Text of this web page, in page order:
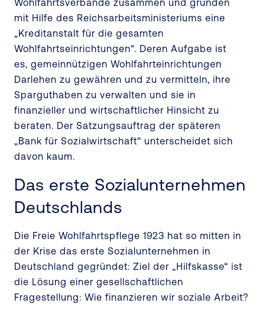
Wohlfahrtsverbände zusammen und gründen
mit Hilfe des Reichsarbeitsministeriums eine
„Kreditanstalt für die gesamten
Wohlfahrtseinrichtungen“. Deren Aufgabe ist
es, gemeinnützigen Wohlfahrteinrichtungen
Darlehen zu gewähren und zu vermitteln, ihre
Sparguthaben zu verwalten und sie in
finanzieller und wirtschaftlicher Hinsicht zu
beraten. Der Satzungsauftrag der späteren
„Bank für Sozialwirtschaft“ unterscheidet sich
davon kaum.
Das erste Sozialunternehmen
Deutschlands
Die Freie Wohlfahrtspflege 1923 hat so mitten in
der Krise das erste Sozialunternehmen in
Deutschland gegründet: Ziel der „Hilfskasse“ ist
die Lösung einer gesellschaftlichen
Fragestellung: Wie finanzieren wir soziale Arbeit?